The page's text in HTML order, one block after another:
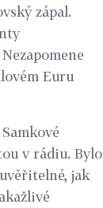
zápal.
Euru
v rádiu. Bylo
jak